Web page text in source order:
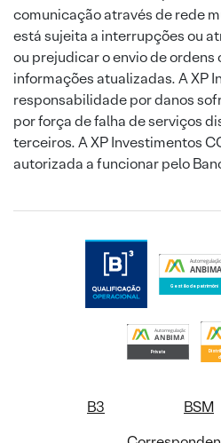
comunicação através de rede
está sujeita a interrupções ou
ou prejudicar o envio de ordens
informações atualizadas. A XP
responsabilidade por danos
por força de falha de serviços
terceiros. A XP Investimentos
autorizada a funcionar pelo
B3 BSM